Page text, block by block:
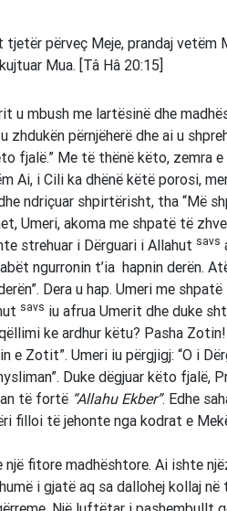
tjetër përveç Meje, prandaj vetëm
Mua. [Tâ Hâ 20:15]
u mbush me lartësinë dhe
përnjëherë dhe ai u
fjalë.” Me të thënë këto, zemra
Ai, i Cili ka dhënë këtë porosi,
ndriçuar shpirtërisht, tha “Më
Umeri, akoma me shpatë të
strehuar i Dërguari i Allahut savs
ngurronin t’ia hapnin derën.
Dera u hap. Umeri me
savs iu afrua Umerit dhe duke
ke ardhur këtu? Pasha Zotin!
e Zotit”. Umeri iu përgjigj: “O i
Duke dëgjuar këto fjalë,
të fortë “Allahu Ekber”. Edhe
filloi të jehonte nga kodrat e
një fitore madhështore. Ai ishte
i gjatë aq sa dallohej kollaj në